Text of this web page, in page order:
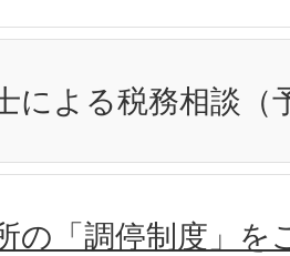
による税務相談（
の「調停制度」を